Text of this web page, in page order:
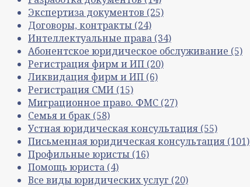
Экспертиза документов (25)
Договоры, контракты (24)
Интеллектуальные права (34)
Абонентское юридическое обслуживание (5)
Регистрация фирм и ИП (20)
Ликвидация фирм и ИП (6)
Регистрация СМИ (15)
Миграционное право. ФМС (27)
Семья и брак (58)
Устная юридическая консультация (55)
Письменная юридическая консультация (101)
Профильные юристы (16)
Помощь юриста (4)
Все виды юридических услуг (20)